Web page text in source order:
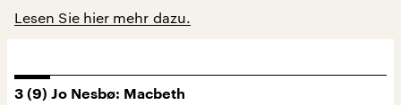
Lesen Sie hier mehr dazu.
3 (9) Jo Nesbø: Macbeth